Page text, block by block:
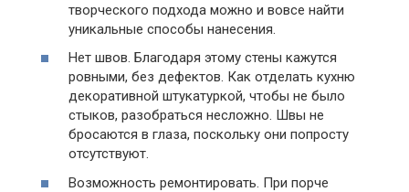
творческого подхода можно и вовсе найти
уникальные способы нанесения.
Нет швов. Благодаря этому стены кажутся
ровными, без дефектов. Как отделать кухню
декоративной штукатуркой, чтобы не было
стыков, разобраться несложно. Швы не
бросаются в глаза, поскольку они попросту
отсутствуют.
Возможность ремонтировать. При порче